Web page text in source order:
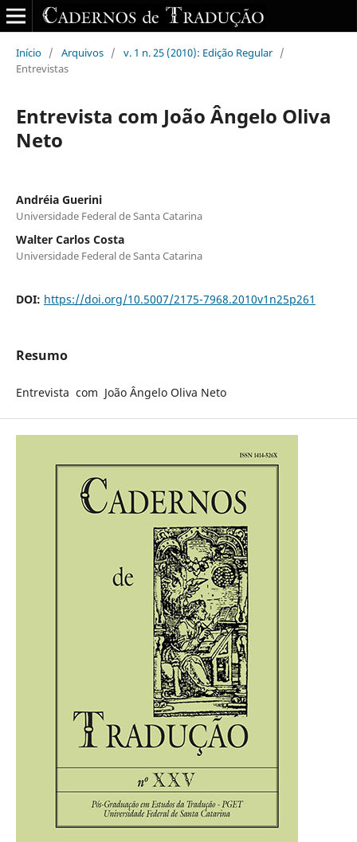
Início / Arquivos / v. 1 n. 25 (2010): Edição Regular /
Entrevistas
Entrevista com João Ângelo Oliva
Neto
Andréia Guerini
Universidade Federal de Santa Catarina
Walter Carlos Costa
Universidade Federal de Santa Catarina
DOI: https://doi.org/10.5007/2175-7968.2010v1n25p261
Resumo
Entrevista com João Ângelo Oliva Neto